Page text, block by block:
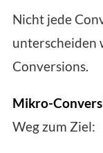
Nicht jede
unterscheiden
Conversions.
Mikro-
Weg zum Ziel: